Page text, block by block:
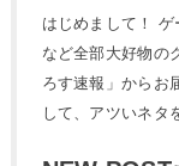
はじめまして！
など全部大好物の
ろす速報」からお
して、アツいネタ